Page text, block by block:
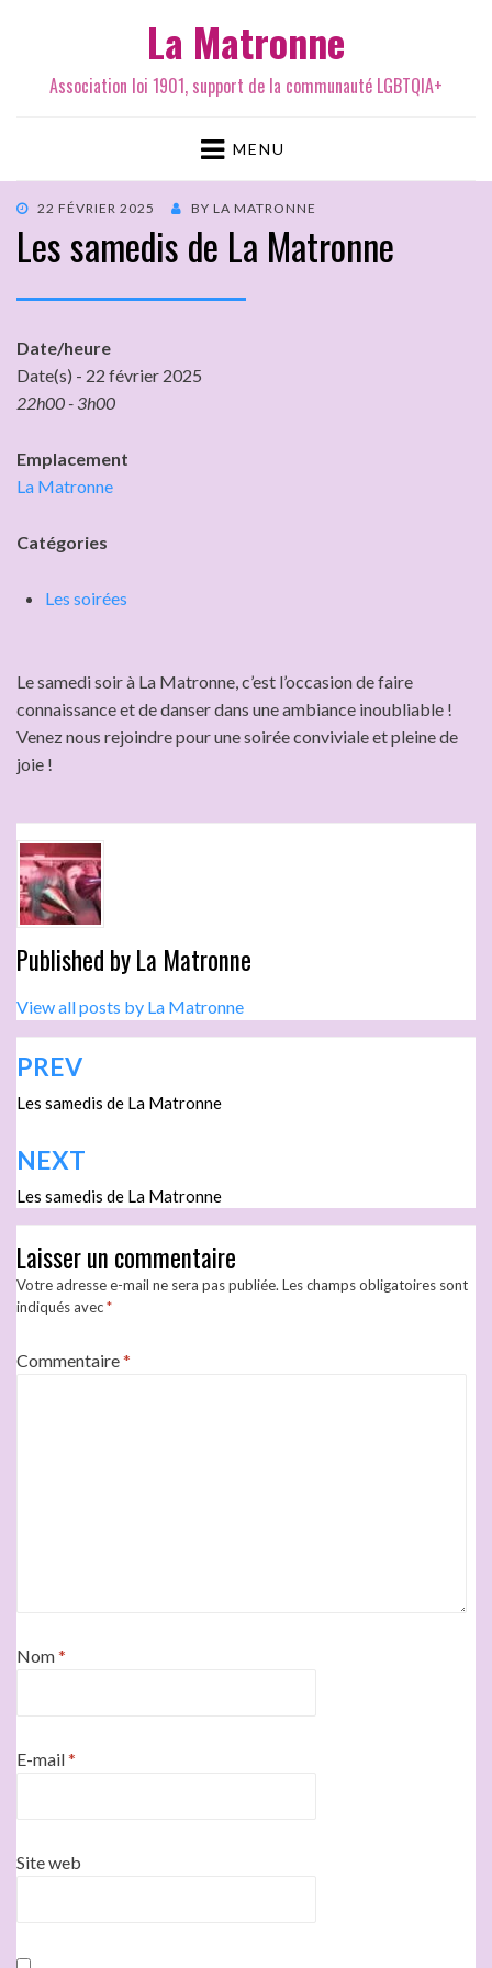
La Matronne
Association loi 1901, support de la communauté LGBTQIA+
MENU
22 FÉVRIER 2025 BY LA MATRONNE
Les samedis de La Matronne
Date/heure
Date(s) - 22 février 2025
22h00 - 3h00
Emplacement
La Matronne
Catégories
Les soirées
Le samedi soir à La Matronne, c’est l’occasion de faire
connaissance et de danser dans une ambiance inoubliable !
Venez nous rejoindre pour une soirée conviviale et pleine de
joie !
Published byLa Matronne
View all posts by La Matronne
PREV
Les samedis de La Matronne
NEXT
Les samedis de La Matronne
Laisser un commentaire
Votre adresse e-mail ne sera pas publiée. Les champs obligatoires sont
indiqués avec*
Commentaire*
Nom*
E-mail*
Site web